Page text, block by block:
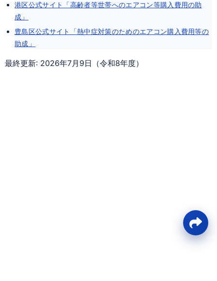
港区公式サイト「高齢者等世帯へのエアコン等購入費用の助
成」
豊島区公式サイト「熱中症対策のためのエアコン購入費用等の
助成」
最終更新: 2026年7月9日（令和8年度）